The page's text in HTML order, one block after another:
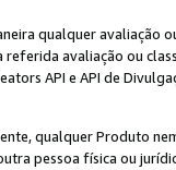
qualquer avaliação
avaliação ou
API e API de
qualquer Produto
pessoa física ou